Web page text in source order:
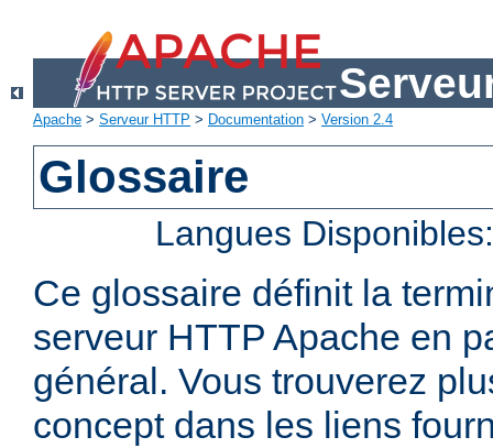
Apache > Serveur HTTP > Documentation > Version 2.4
Glossaire
Langues
Ce glossaire définit la
serveur HTTP Apache en
général. Vous trouverez
concept dans les liens